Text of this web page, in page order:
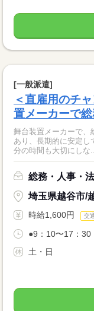
[一般派遣]
＜直雇用のチ
置メーカーで
舞台装置メーカーで、
あり、長期的に安定
分の時間も大切にしな
総務・人事・
埼玉県越谷市/
時給1,600円 交
●9：10〜17：30
土・日